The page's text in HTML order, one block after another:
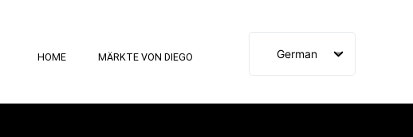
German
Spanish
English
HOME MÄRKTE VON DIEGO